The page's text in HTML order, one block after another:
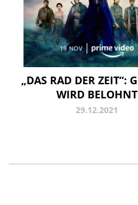
„DAS RAD DER ZEIT“:
WIRD BELOHNT
29.12.2021